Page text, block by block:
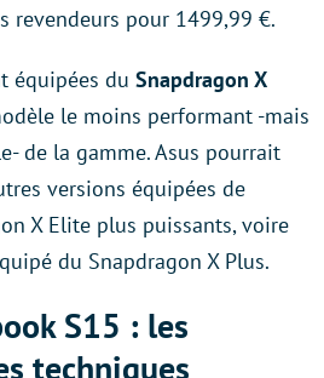
revendeurs pour 1499,99 €.
équipées du Snapdragon X
le moins performant -mais
de la gamme. Asus pourrait
versions équipées de
X Elite plus puissants, voire
du Snapdragon X Plus.
S15 : les
techniques